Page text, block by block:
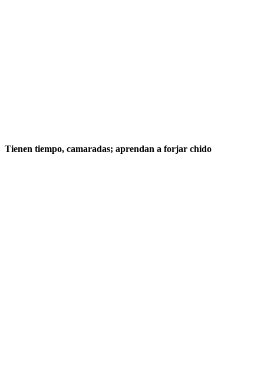
Tienen tiempo, camaradas; aprendan a forjar chido